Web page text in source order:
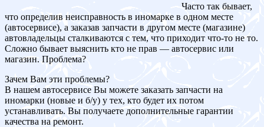
Часто так бывает,
что определив неисправность в иномарке в одном месте
(автосервисе), а заказав запчасти в другом месте (магазине)
автовладельцы сталкиваются с тем, что приходит что-то не то.
Сложно бывает выяснить кто не прав — автосервис или
магазин. Проблема?
Зачем Вам эти проблемы?
В нашем автосервисе Вы можете заказать запчасти на
иномарки (новые и б/у) у тех, кто будет их потом
устанавливать. Вы получаете дополнительные гарантии
качества на ремонт.